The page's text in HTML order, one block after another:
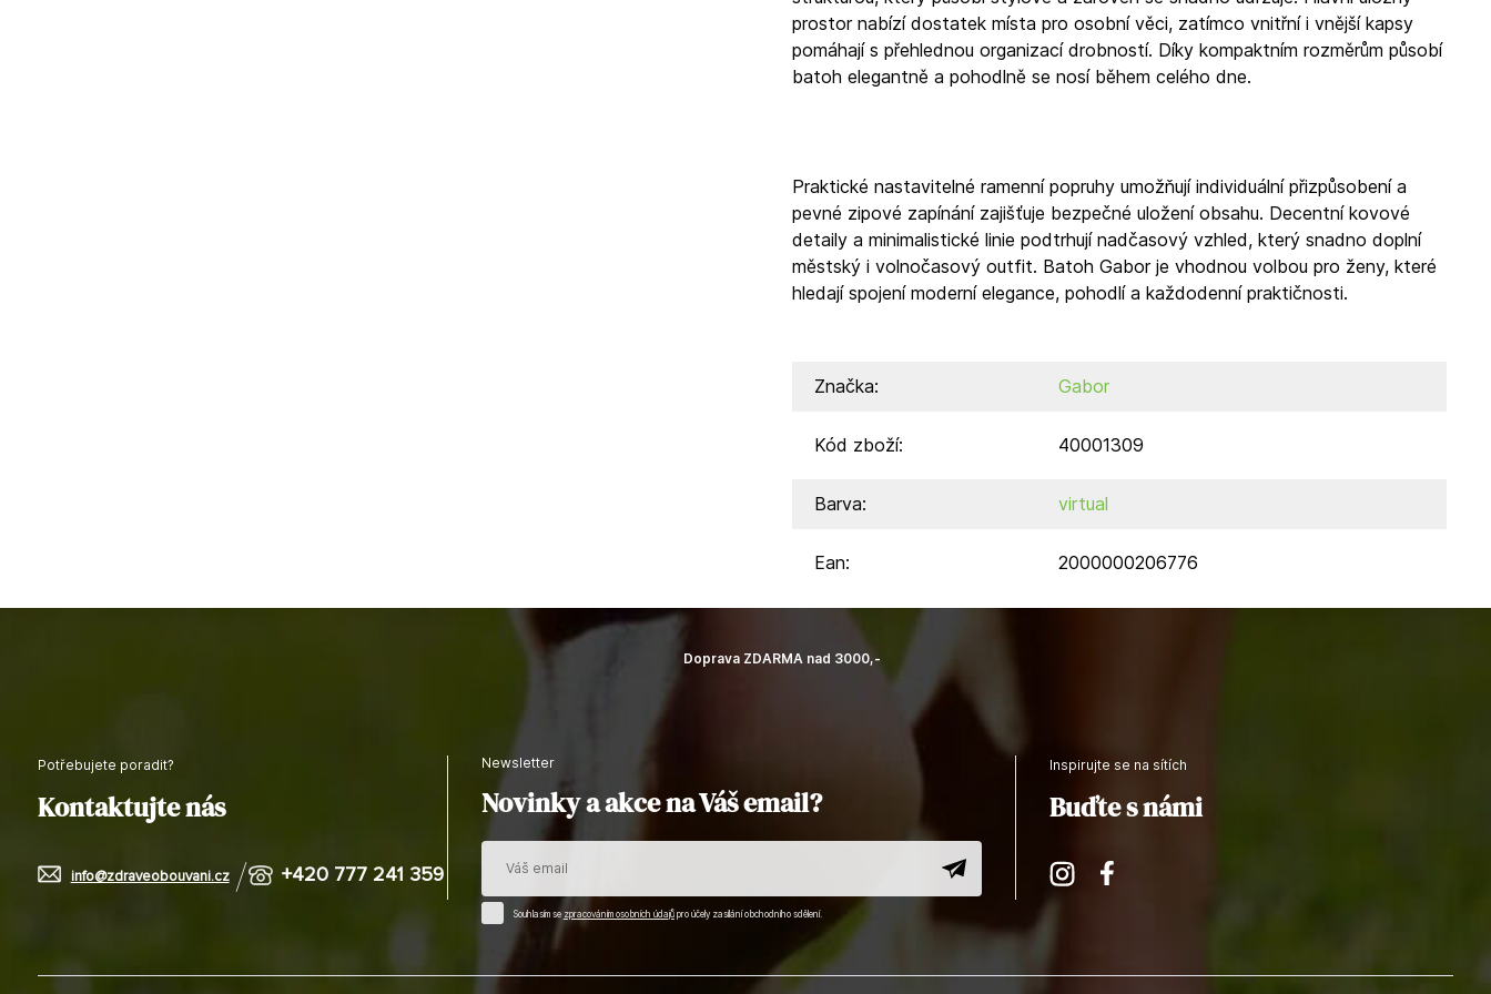
prostor nabízí dostatek místa pro osobní věci, zatímco vnitřní i vnější kapsy
pomáhají s přehlednou organizací drobností. Díky kompaktním rozměrům působí
batoh elegantně a pohodlně se nosí během celého dne.
Praktické nastavitelné ramenní popruhy umožňují individuální přizpůsobení a
pevné zipové zapínání zajišťuje bezpečné uložení obsahu. Decentní kovové
detaily a minimalistické linie podtrhují nadčasový vzhled, který snadno doplní
městský i volnočasový outfit. Batoh Gabor je vhodnou volbou pro ženy, které
hledají spojení moderní elegance, pohodlí a každodenní praktičnosti.
Značka: Gabor
Kód zboží: 40001309
Barva: virtual
Ean: 2000000206776
Doprava ZDARMA nad 3000,-
Potřebujete poradit?
Kontaktujte nás
info@zdraveobouvani.cz +420 777 241 359
newsletter
Novinky a akce na Váš email?
Souhlasím se zpracováním osobních údajůpro účely zasílání obchodního sdělení.
Inspirujte se na sítích
Buďte s námi
InstagramFacebook